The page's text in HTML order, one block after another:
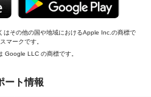
その他の国や地域におけるApple Inc.の商標で
マークです。
LLC の商標です。
ート情報